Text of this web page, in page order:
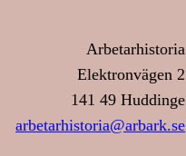
Arbetarhistoria
Elektronvägen 2
141 49 Huddinge
arbetarhistoria@arbark.se